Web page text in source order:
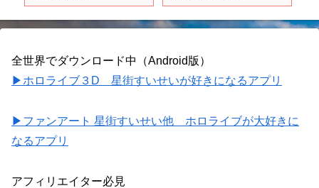
全世界でダウンロード中（Android版）
▶ホロライブ３D 星街すいせいが好きになるアプリ
▶ファンアート 星街すいせい他 ホロライブが大好きに
なるアプリ
アフィリエイター必見